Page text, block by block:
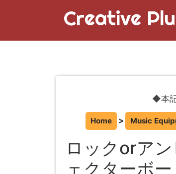
Creative
◆本
Home Music
ロックorア
ェクターボ